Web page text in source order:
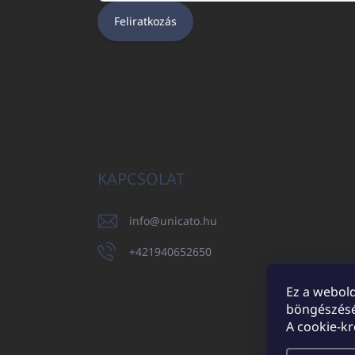
Ez a
A cookie-
Feliratkozás
KAPCSOLAT
info@unicato.hu
+421940652650
UNICATO.sk